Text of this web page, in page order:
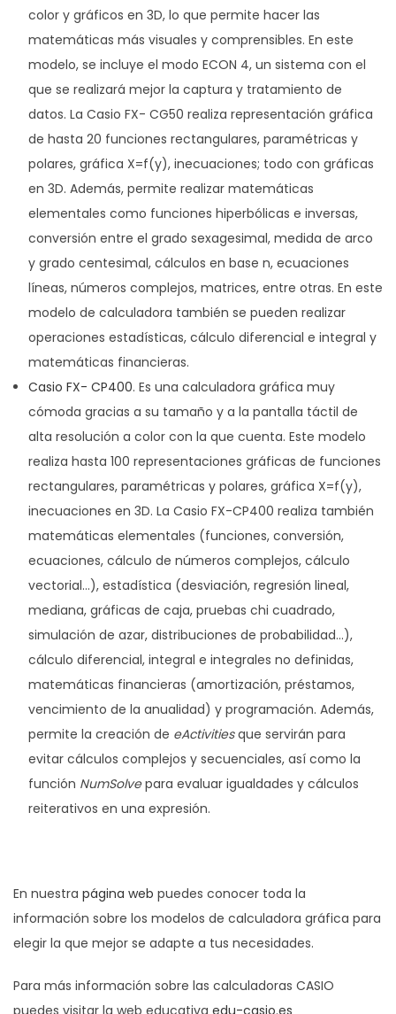
color y gráficos en 3D, lo que permite hacer las
matemáticas más visuales y comprensibles. En este
modelo, se incluye el modo ECON 4, un sistema con el
que se realizará mejor la captura y tratamiento de
datos. La Casio FX- CG50 realiza representación gráfica
de hasta 20 funciones rectangulares, paramétricas y
polares, gráfica X=f(y), inecuaciones; todo con gráficas
en 3D. Además, permite realizar matemáticas
elementales como funciones hiperbólicas e inversas,
conversión entre el grado sexagesimal, medida de arco
y grado centesimal, cálculos en base n, ecuaciones
líneas, números complejos, matrices, entre otras. En este
modelo de calculadora también se pueden realizar
operaciones estadísticas, cálculo diferencial e integral y
matemáticas financieras.
Casio FX- CP400. Es una calculadora gráfica muy
cómoda gracias a su tamaño y a la pantalla táctil de
alta resolución a color con la que cuenta. Este modelo
realiza hasta 100 representaciones gráficas de funciones
rectangulares, paramétricas y polares, gráfica X=f(y),
inecuaciones en 3D. La Casio FX-CP400 realiza también
matemáticas elementales (funciones, conversión,
ecuaciones, cálculo de números complejos, cálculo
vectorial…), estadística (desviación, regresión lineal,
mediana, gráficas de caja, pruebas chi cuadrado,
simulación de azar, distribuciones de probabilidad…),
cálculo diferencial, integral e integrales no definidas,
matemáticas financieras (amortización, préstamos,
vencimiento de la anualidad) y programación. Además,
permite la creación de eActivitiesque servirán para
evitar cálculos complejos y secuenciales, así como la
función NumSolvepara evaluar igualdades y cálculos
reiterativos en una expresión.
En nuestra página web puedes conocer toda la
información sobre los modelos de calculadora gráfica para
elegir la que mejor se adapte a tus necesidades.
Para más información sobre las calculadoras CASIO
puedes visitar la web educativa edu-casio.es